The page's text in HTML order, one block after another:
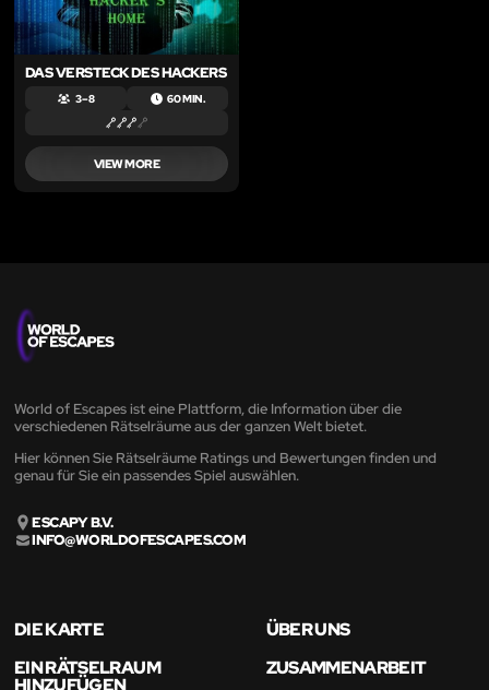
DAS VERSTECK DES HACKERS
3 – 8 60 MIN.
VIEW MORE
World of Escapes ist eine Plattform, die Information über die
verschiedenen Rätselräume aus der ganzen Welt bietet.
Hier können Sie Rätselräume Ratings und Bewertungen finden und
genau für Sie ein passendes Spiel auswählen.
ESCAPY B.V.
INFO@WORLDOFESCAPES.COM
DIE KARTE
ÜBER UNS
EIN RÄTSELRAUM
HINZUFÜGEN
ZUSAMMENARBEIT